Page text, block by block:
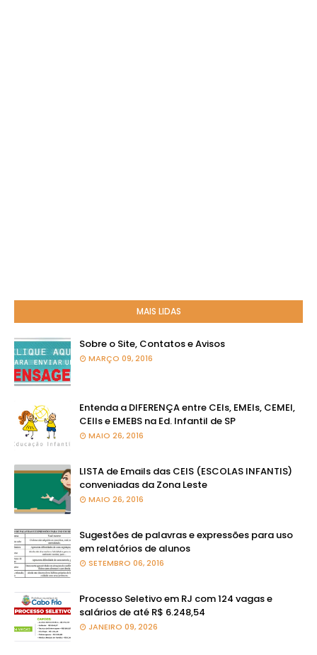
MAIS LIDAS
Sobre o Site, Contatos e Avisos
MARÇO 09, 2016
Entenda a DIFERENÇA entre CEIs, EMEIs, CEMEI,
CEIIs e EMEBS na Ed. Infantil de SP
MAIO 26, 2016
LISTA de Emails das CEIS (ESCOLAS INFANTIS)
conveniadas da Zona Leste
MAIO 26, 2016
Sugestões de palavras e expressões para uso
em relatórios de alunos
SETEMBRO 06, 2016
Processo Seletivo em RJ com 124 vagas e
salários de até R$ 6.248,54
JANEIRO 09, 2026